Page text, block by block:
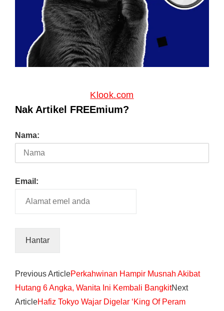
Klook.com
Nak Artikel FREEmium?
Nama:
Email:
Previous ArticlePerkahwinan Hampir Musnah Akibat
Hutang 6 Angka, Wanita Ini Kembali BangkitNext
ArticleHafiz Tokyo Wajar Digelar ‘King Of Peram